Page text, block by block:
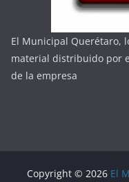
El Municipal Querétaro,
material distribuido por
de la empresa
Copyright © 2026 El